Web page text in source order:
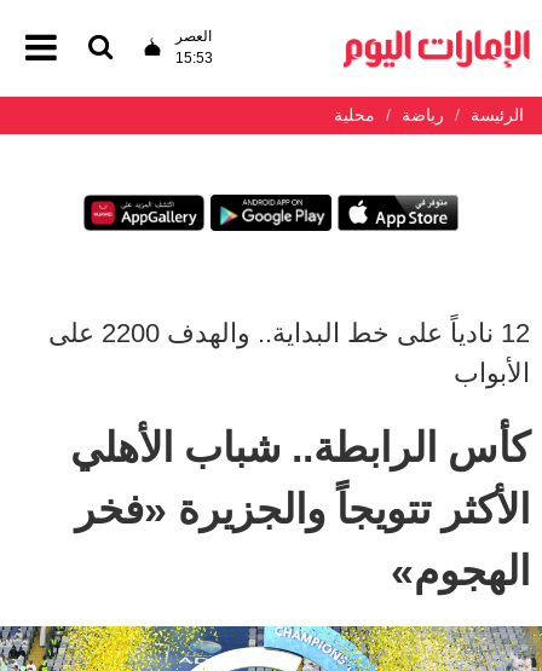
العصر
15:53
الرئيسة رياضة محلية
12 نادياً على خط البداية.. والهدف 2200 على
الأبواب
كأس الرابطة.. شباب الأهلي
الأكثر تتويجاً والجزيرة «فخر
الهجوم»